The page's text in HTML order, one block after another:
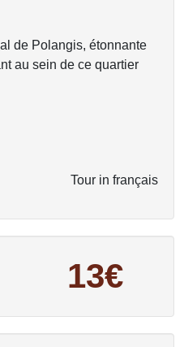
de Polangis, étonnante
au sein de ce quartier
Tour in français
13€